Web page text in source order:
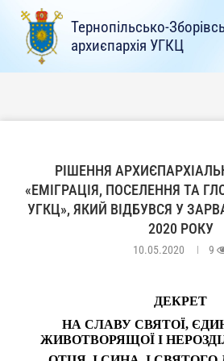
Тернопільсько-
архиєпархія УГКЦ
РІШЕННЯ
«ЕМІГРАЦІЯ, ПОСЕЛЕННЯ ТА
УГКЦ», ЯКИЙ ВІДБУВСЯ У
2020 РОКУ
10.05.2020 9
ДЕКРЕТ
НА СЛАВУ СВЯТОЇ,
ЖИВОТВОРЯЩОЇ І